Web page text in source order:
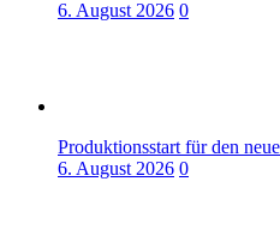
6. August 2026 0
Produktionsstart für den
6. August 2026 0